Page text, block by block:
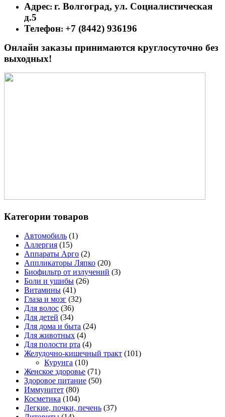
Адрес: г. Волгоград, ул. Социалистическая
д.5
Телефон: +7 (8442) 936196
Онлайн заказы принимаются круглосуточно без
выходных!
Категории товаров
Автомобиль (1)
Аллергия (15)
Аппараты Арго (2)
Аппликаторы Ляпко (20)
Биофильтр от излучений (3)
Боли и ушибы (26)
Витамины (41)
Глаза и мозг (32)
Для волос (36)
Для детей (34)
Для дома и быта (24)
Для животных (4)
Для полости рта (4)
Желудочно-кишечный тракт (101)
Курунга (10)
Женское здоровье (71)
Здоровое питание (50)
Иммунитет (80)
Косметика (104)
Легкие, почки, печень (37)